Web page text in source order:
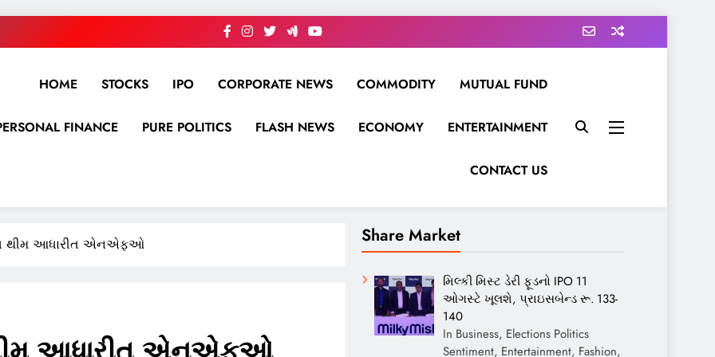
HOME STOCKS IPO CORPORATE NEWS COMMODITY MUTUAL FUND
FINANCE PURE POLITICS FLASH NEWS ECONOMY ENTERTAINMENT
CONTACT US
થીમ આધારીત એનએફઓ Share Market
મિલ્કી મિસ્ટ ડેરી ફૂડનો IPO 11
ઓગસ્ટે ખૂલશે, પ્રાઇસબેન્ડ રૂ. 133-
140
In Business, Elections Politics
Sentiment, Entertainment, Fashion,